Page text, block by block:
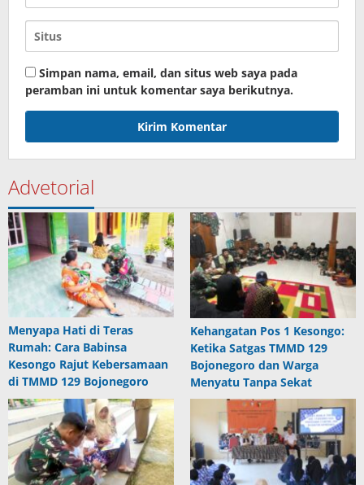
Simpan nama, email, dan situs web saya pada
peramban ini untuk komentar saya berikutnya.
Advetorial
Menyapa Hati di Teras
Rumah: Cara Babinsa
Kesongo Rajut Kebersamaan
di TMMD 129 Bojonegoro
Kehangatan Pos 1 Kesongo:
Ketika Satgas TMMD 129
Bojonegoro dan Warga
Menyatu Tanpa Sekat